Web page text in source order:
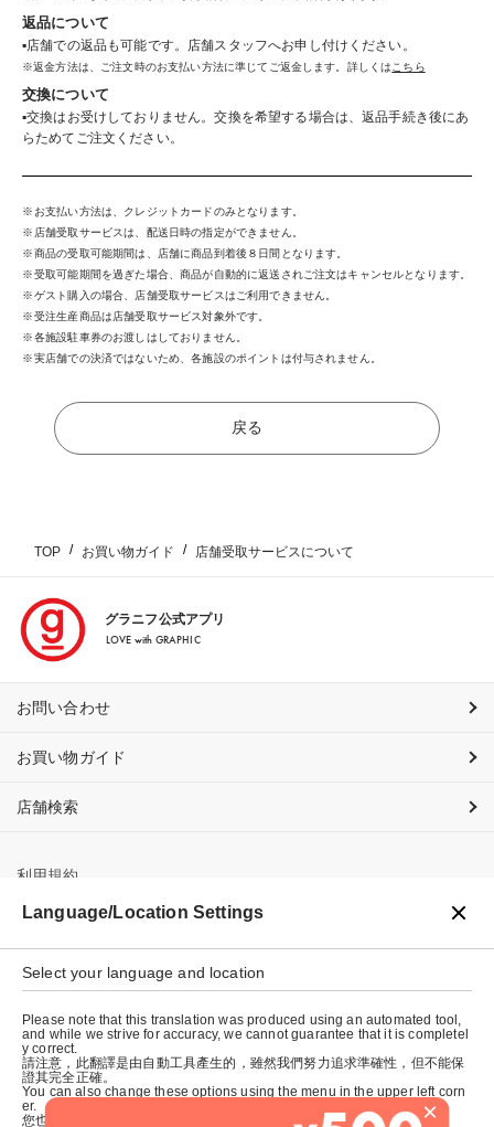
返品について
▪️店舗での返品も可能です。店舗スタッフへお申し付けください。
※返金方法は、ご注文時のお支払い方法に準じてご返金します。詳しくは こちら
交換について
▪️交換はお受けしておりません。交換を希望する場合は、返品手続き後にあ
らためてご注文ください。
お支払い方法は、クレジットカードのみとなります。
店舗受取サービスは、配送日時の指定ができません。
商品の受取可能期間は、店舗に商品到着後８日間となります。
受取可能期間を過ぎた場合、商品が自動的に返送されご注文はキャンセルとなります。
ゲスト購入の場合、店舗受取サービスはご利用できません。
受注生産商品は店舗受取サービス対象外です。
各施設駐車券のお渡しはしておりません。
実店舗での決済ではないため、各施設のポイントは付与されません。
戻る
TOP お買い物ガイド 店舗受取サービスについて
グラニフ公式アプリ
LOVE with GRAPHIC
お問い合わせ
お買い物ガイド
店舗検索
利用規約
プライバシーポリシー
特定商取引法に基づく表示
会社概要
×
Language/Location Settings
Select your language and location
Please note that this translation was produced using an automated tool,
and while we strive for accuracy, we cannot guarantee that it is completel
y correct.
請注意，此翻譯是由自動工具產生的，雖然我們努力追求準確性，但不能保
證其完全正確。
You can also change these options using the menu in the upper left corn
er.
您也可以使用左上角的選單來更改這些選項。